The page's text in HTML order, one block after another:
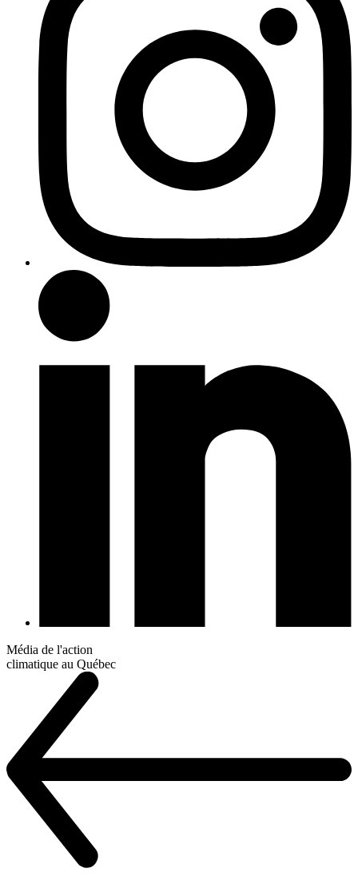
Média de l'action
climatique au Québec